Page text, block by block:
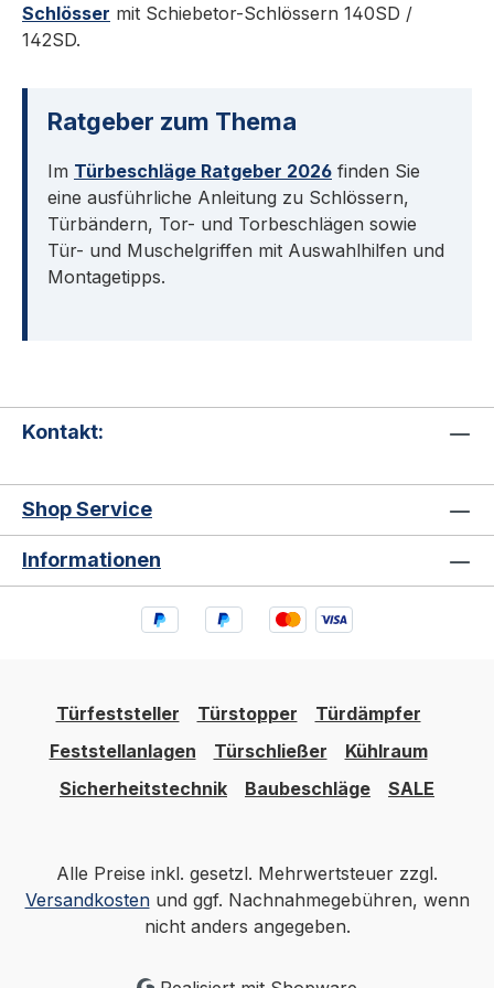
Württemberg. Die mechanische Auslegung
der Serie erfolgt nach DIN 18250. AMF
Ratgeber 2026 finden Sie eine ausführliche
Anleitung mit Normen, Auswahlhilfen und
Wartungs-Tipps. Passende Produkte
Garagentorschloss für Kipp- und Flügeltore
(AMF.16501M) Oliven-Garnitur für
Garagentorschloss (AMF.16089M) AMF
Schloss 142D für zwei Profilzylinder
Schlösser mit Schiebetor-Schlössern 140SD /
142SD.
Ratgeber zum Thema
Im Türbeschläge Ratgeber 2026 finden Sie
eine ausführliche Anleitung zu Schlössern,
Türbändern, Tor- und Torbeschlägen sowie
Tür- und Muschelgriffen mit Auswahlhilfen und
Montagetipps.
Kontakt:
Shop Service
Informationen
Türfeststeller Türstopper
Türdämpfer
Feststellanlagen
Türschließer
Kühlraum
Sicherheitstechnik
Baubeschläge SALE
Alle Preise inkl. gesetzl. Mehrwertsteuer zzgl.
Versandkostenund ggf. Nachnahmegebühren, wenn
nicht anders angegeben.